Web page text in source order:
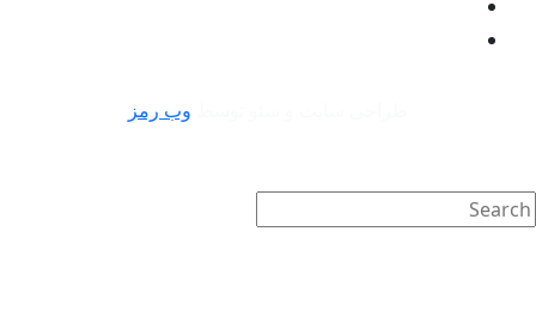
وب رمز